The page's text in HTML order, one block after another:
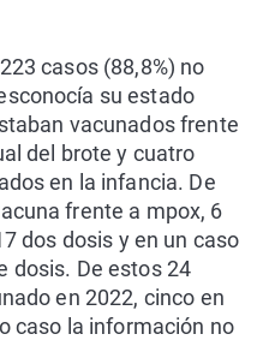
casos (88,8%) no
su estado
vacunados frente
del brote y cuatro
en la infancia. De
frente a mpox, 6
dos dosis y en un caso
dosis. De estos 24
en 2022, cinco en
caso la información no